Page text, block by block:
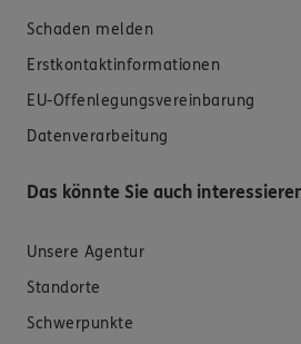
Schaden melden
Erstkontaktinformationen
EU-Offenlegungsvereinbarung
Datenverarbeitung
Das könnte Sie auch
Unsere Agentur
Standorte
Schwerpunkte